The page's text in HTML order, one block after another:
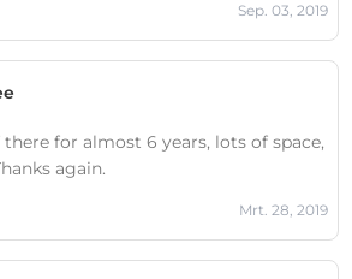
Sep. 03, 2019
for almost 6 years, lots of space,
again.
Mrt. 28, 2019